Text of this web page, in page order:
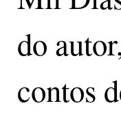
do
contos